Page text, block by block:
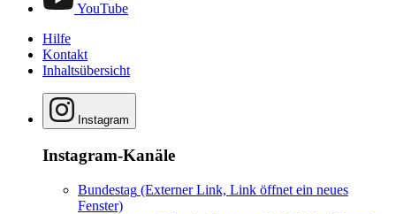
YouTube
Hilfe
Kontakt
Inhaltsübersicht
Instagram
Instagram-Kanäle
Bundestag (Externer Link, Link öffnet ein neues
Fenster)